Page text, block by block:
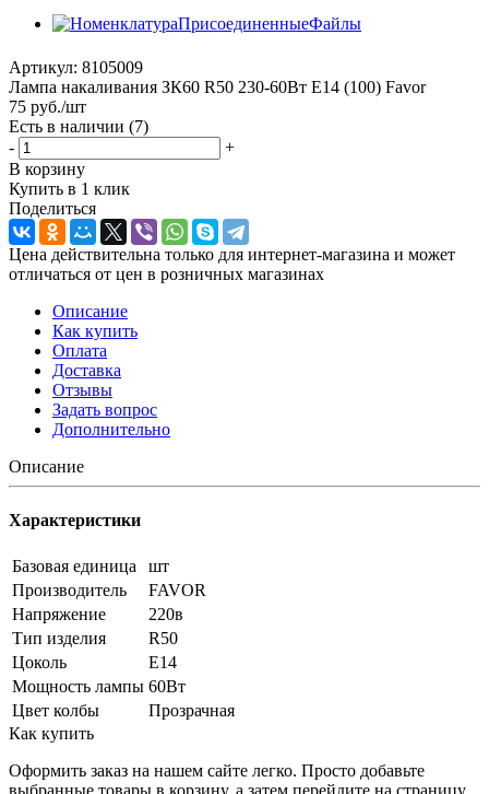
Артикул: 8105009
Лампа накаливания ЗК60 R50 230-60Вт E14 (100) Favor
75 руб./шт
Есть в наличии (7)
-
+
В корзину
Купить в 1 клик
Поделиться
Цена действительна только для интернет-магазина и может
отличаться от цен в розничных магазинах
Описание
Как купить
Оплата
Доставка
Отзывы
Задать вопрос
Дополнительно
Описание
Характеристики
Базовая единица
шт
Производитель
FAVOR
Напряжение
220в
Тип изделия
R50
Цоколь
Е14
Мощность лампы 60Вт
Цвет колбы
Прозрачная
Как купить
Оформить заказ на нашем сайте легко. Просто добавьте